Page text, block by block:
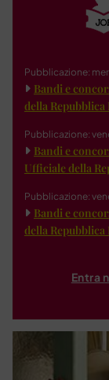
Pubblicazione:
Bandi e
della Repubblica
Pubblicazione:
Bandi e
Ufficiale della
Pubblicazione:
Bandi e
della
Entra